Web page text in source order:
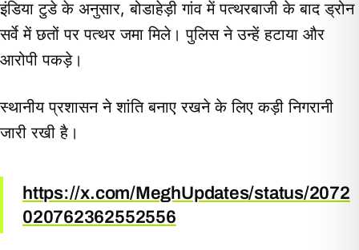
इंडिया टुडे के अनुसार, बोडाहेड़ी गांव में पत्थरबाजी के बाद ड्रोन
सर्वे में छतों पर पत्थर जमा मिले। पुलिस ने उन्हें हटाया और
आरोपी पकड़े।
स्थानीय प्रशासन ने शांति बनाए रखने के लिए कड़ी निगरानी
जारी रखी है।
https://x.com/MeghUpdates/status/2072
020762362552556